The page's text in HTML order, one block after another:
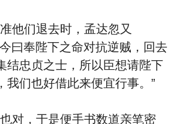
们退去时，孟达忽又
曰奉陛下之命对抗逆贼，回去
结忠贞之士，所以臣想请陛下
我们也好借此来便宜行事。”
，于是便手书数道亲笔密